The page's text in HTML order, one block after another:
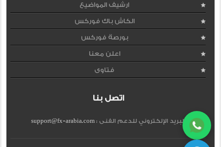
ارشيف المواضيع
الكاش باك فوركس
بورصة فوركس
اعلن معنا
فتاوى
اتصل بنا
البريد الإلكتروني للدعم الفنى :support@fx-arabia.com